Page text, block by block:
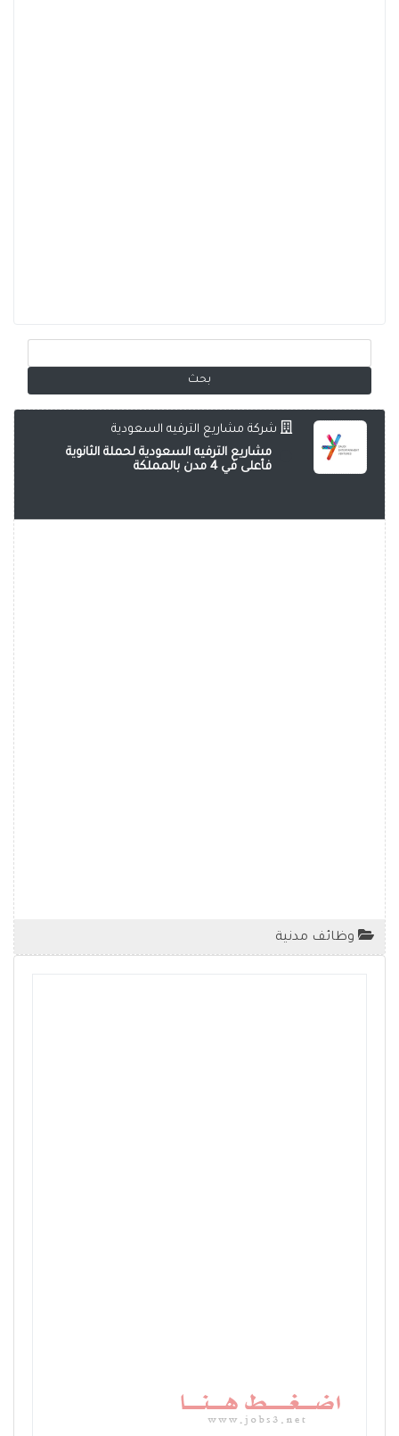
شركة مشاريع الترفيه السعودية
مشاريع الترفيه السعودية لحملة الثانوية
فأعلى في 4 مدن بالمملكة
وظائف مدنية